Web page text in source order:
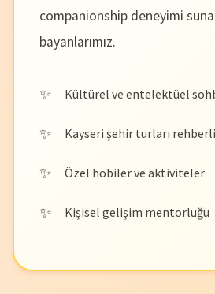
companionship deneyimi
bayanlarımız.
Kültürel ve entelektüel
Kayseri şehir turları
Özel hobiler ve aktiviteler
Kişisel gelişim mentorluğu